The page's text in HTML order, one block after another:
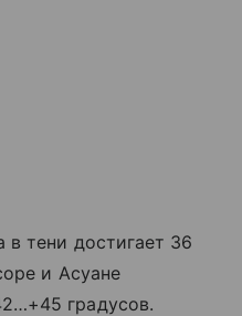
тени достигает 36
и Асуане
градусов.